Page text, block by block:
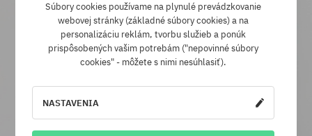
Súbory cookies používame na plynulé prevádzkovanie
webovej stránky (základné súbory cookies) a na
personalizáciu reklám, tvorbu služieb a ponúk
prispôsobených vašim potrebám ("nepovinné súbory
cookies" - môžete s nimi nesúhlasiť).
NASTAVENIA